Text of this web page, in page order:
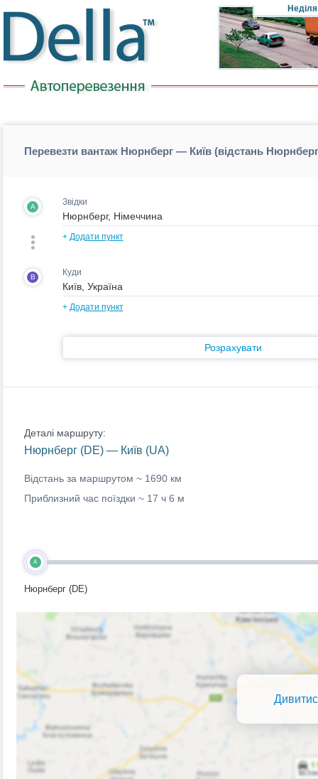
Неділя
Перевезти вантаж Нюрнберг — Київ (відстань
A Звідки
+ Додати пункт
B Куди
+ Додати пункт
Розрахувати
Деталі маршруту:
Нюрнберг (DE) — Київ (UA)
Відстань за маршрутом ~ 1690 км
Приблизний час поїздки ~ 17 ч 6 м
A
Нюрнберг (DE)